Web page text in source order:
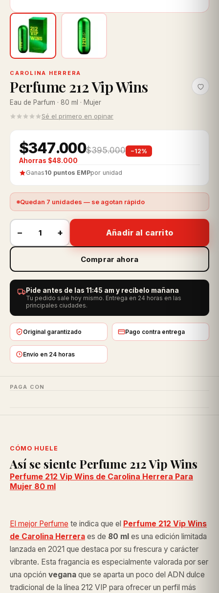
CAROLINA HERRERA
Perfume 212 Vip Wins
Eau de Parfum · 80 ml · Mujer
Sé el primero en opinar
$347.000$395.000 −12%
Ahorras $48.000
Ganas10 puntos EMPpor unidad
Quedan 7 unidades — se agotan rápido
− + Añadir al carrito
Comprar ahora
Pide antes de las 11:45 am y recíbelo mañana
Tu pedido sale hoy mismo. Entrega en 24 horas en las
principales ciudades.
Original garantizado Pago contra entrega
Envío en 24 horas
PAGA CON
CÓMO HUELE
Así se siente Perfume 212 Vip Wins
Perfume 212 Vip Wins de Carolina Herrera Para
Mujer 80 ml
El mejor Perfume te indica que el Perfume 212 Vip Wins
de Carolina Herrera es de 80 ml es una edición limitada
lanzada en 2021 que destaca por su frescura y carácter
vibrante. Esta fragancia es especialmente valorada por ser
una opción vegana que se aparta un poco del ADN dulce
tradicional de la línea 212 VIP para ofrecer un perfil más